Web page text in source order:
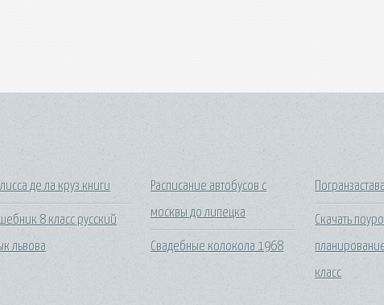
де ла круз книги
8 класс русский
львова
Расписание автобусов с
москвы до липецка
Свадебные колокола 1968
Скачать
класс